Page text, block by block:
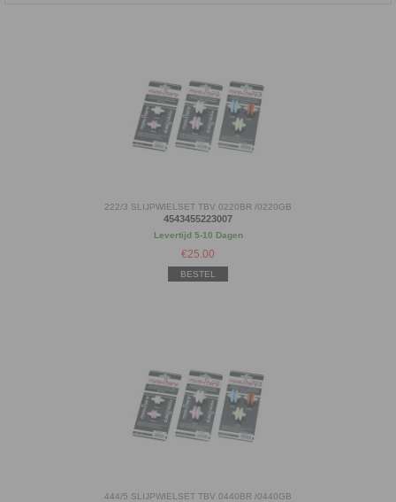
222/3 SLIJPWIELSET TBV 0220BR /0220GB
4543455223007
Levertijd 5-10 Dagen
€25.00
BESTEL
444/5 SLIJPWIELSET TBV 0440BR /0440GB